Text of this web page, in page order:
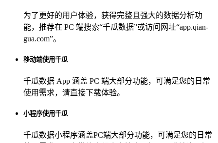
为了更好的用户体验，获得完整且强大的数据分析功
能，推荐在 PC 端搜索“千瓜数据”或访问网址“app.qian-
gua.com”。
移动端使用千瓜
千瓜数据 App 涵盖 PC 端大部分功能，可满足您的日常
使用需求，请直接下载体验。
小程序使用千瓜
千瓜数据小程序涵盖PC端大部分功能，可满足您的日常